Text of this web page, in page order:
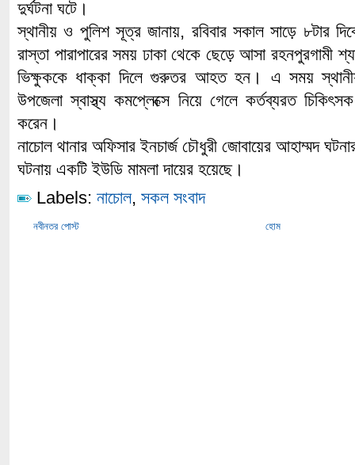
দুর্ঘটনা ঘটে।
স্থানীয় ও পুলিশ সূত্র জানায়, রবিবার সকাল সাড়ে ৮টার
রাস্তা পারাপারের সময় ঢাকা থেকে ছেড়ে আসা রহনপুরগামী
ভিক্ষুককে ধাক্কা দিলে গুরুতর আহত হন। এ সময়
উপজেলা স্বাস্থ্য কমপ্লেক্সে নিয়ে গেলে কর্তব্যরত
করেন।
নাচোল থানার অফিসার ইনচার্জ চৌধুরী জোবায়ের আহাম্মদ
ঘটনায় একটি ইউডি মামলা দায়ের হয়েছে।
Labels: নাচোল, সকল সংবাদ
নবীনতর পোস্ট হোম